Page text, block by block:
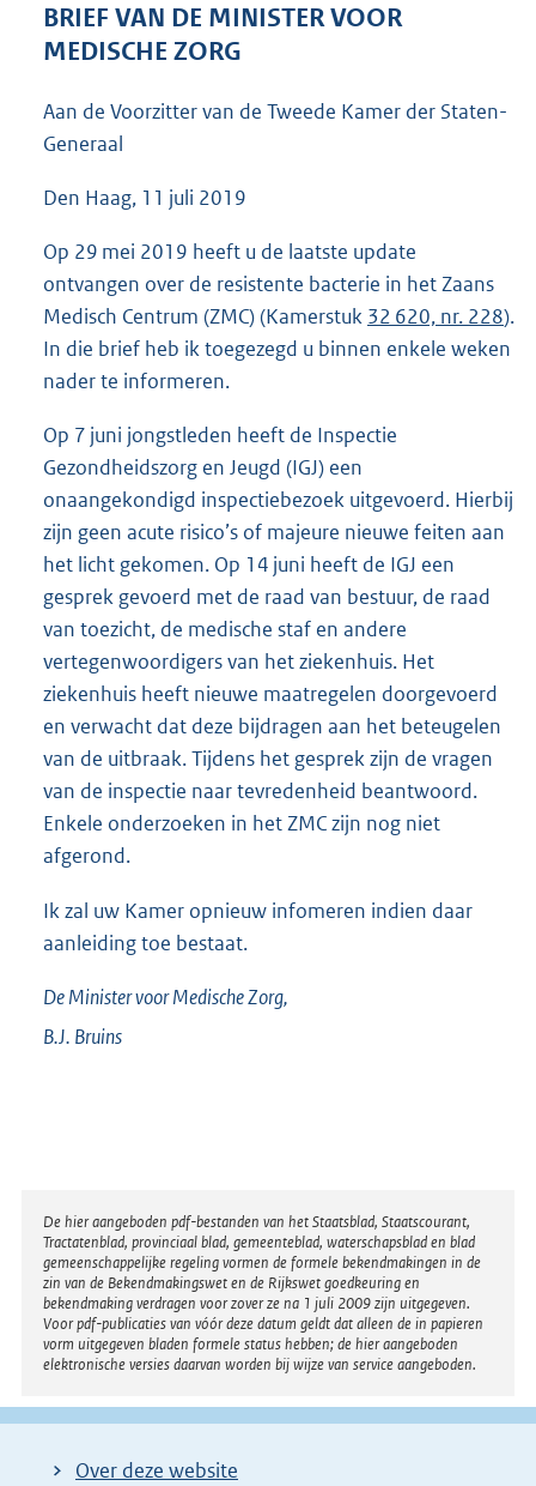
:
b
BRIEF VAN DE MINISTER VOOR
MEDISCHE ZORG
Aan de Voorzitter van de Tweede Kamer der Staten-
Generaal
Den Haag, 11 juli 2019
Op 29 mei 2019 heeft u de laatste update
ontvangen over de resistente bacterie in het Zaans
Medisch Centrum (ZMC) (Kamerstuk 32 620, nr. 228).
In die brief heb ik toegezegd u binnen enkele weken
nader te informeren.
Op 7 juni jongstleden heeft de Inspectie
Gezondheidszorg en Jeugd (IGJ) een
onaangekondigd inspectiebezoek uitgevoerd. Hierbij
zijn geen acute risico’s of majeure nieuwe feiten aan
het licht gekomen. Op 14 juni heeft de IGJ een
gesprek gevoerd met de raad van bestuur, de raad
van toezicht, de medische staf en andere
vertegenwoordigers van het ziekenhuis. Het
ziekenhuis heeft nieuwe maatregelen doorgevoerd
en verwacht dat deze bijdragen aan het beteugelen
van de uitbraak. Tijdens het gesprek zijn de vragen
van de inspectie naar tevredenheid beantwoord.
Enkele onderzoeken in het ZMC zijn nog niet
afgerond.
Ik zal uw Kamer opnieuw infomeren indien daar
aanleiding toe bestaat.
De Minister voor Medische Zorg,
B.J. Bruins
Disclaimer
De hier aangeboden pdf-bestanden van het Staatsblad, Staatscourant,
Tractatenblad, provinciaal blad, gemeenteblad, waterschapsblad en blad
gemeenschappelijke regeling vormen de formele bekendmakingen in de
zin van de Bekendmakingswet en de Rijkswet goedkeuring en
bekendmaking verdragen voor zover ze na 1 juli 2009 zijn uitgegeven.
Voor pdf-publicaties van vóór deze datum geldt dat alleen de in papieren
vorm uitgegeven bladen formele status hebben; de hier aangeboden
elektronische versies daarvan worden bij wijze van service aangeboden.
Over deze website